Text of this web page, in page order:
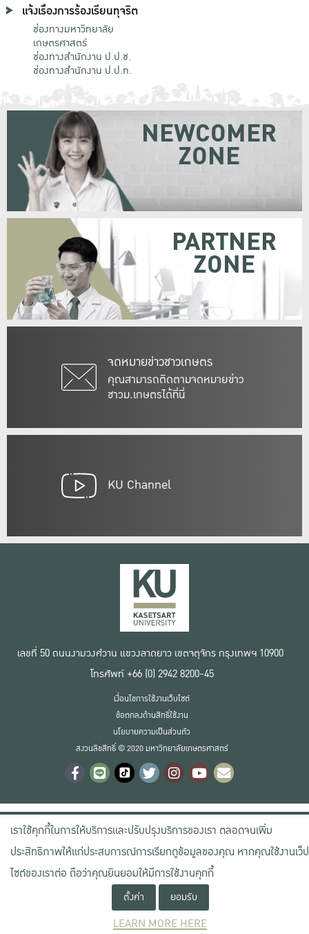
แจ้งเรื่องการร้องเรียนทุจริต
ช่องทางมหาวิทยาลัย
เกษตรศาสตร์
ช่องทางสำนักงาน ป.ป.ช.
ช่องทางสำนักงาน ป.ป.ท.
จดหมายข่าวชาวเกษตร
คุณสามารถติดตามจดหมายข่าว
ชาวม.เกษตรได้ที่นี่
NEWCOMER
ZONE
PARTNER
ZONE
KU Channel
เลขที่ 50 ถนนงามวงศ์วาน แขวงลาดยาว เขตจตุจักร กรุงเทพฯ 10900
โทรศัพท์ +66 (0) 2942 8200-45
สงวนลิขสิทธิ์ © 2020 มหาวิทยาลัยเกษตรศาสตร์
เงื่อนไขการใช้งานเว็บไซต์
ข้อตกลงด้านสิทธิ์ใช้งาน
นโยบายความเป็นส่วนตัว
เราใช้คุกกี้ในการให้บริการและปรับปรุงบริการของเรา ตลอดจนเพิ่ม
ประสิทธิภาพให้แก่ประสบการณ์การเรียกดูข้อมูลของคุณ หากคุณใช้งานเว็ป
ไซต์ของเราต่อ ถือว่าคุณยินยอมให้มีการใช้งานคุกกี้
ตั้งค่า ยอมรับ
LEARN MORE HERE